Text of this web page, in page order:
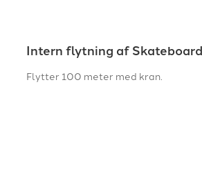
Intern flytning af
Flytter 100 meter med kran.